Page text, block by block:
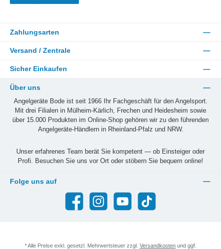
Zahlungsarten
Versand / Zentrale
Sicher Einkaufen
Über uns
Angelgeräte Bode ist seit 1966 Ihr Fachgeschäft für den Angelsport.
Mit drei Filialen in Mülheim-Kärlich, Frechen und Heidesheim sowie
über 15.000 Produkten im Online-Shop gehören wir zu den führenden
Angelgeräte-Händlern in Rheinland-Pfalz und NRW.
Unser erfahrenes Team berät Sie kompetent — ob Einsteiger oder
Profi. Besuchen Sie uns vor Ort oder stöbern Sie bequem online!
Folge uns auf
Facebook Instagram YouTube TikTok
* Alle Preise exkl. gesetzl. Mehrwertsteuer zzgl. Versandkosten und ggf.